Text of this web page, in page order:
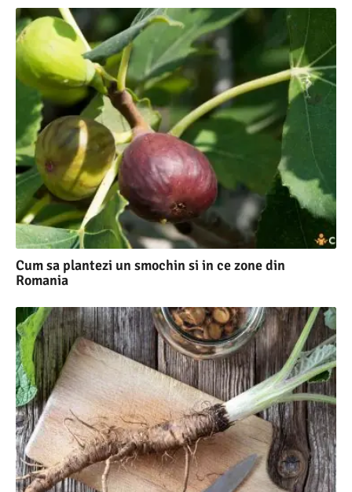
Cum sa plantezi un smochin si in ce zone din
Romania